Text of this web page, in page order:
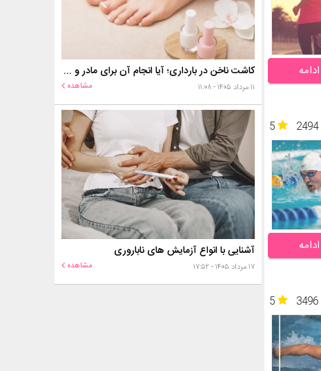
ادامه
5
2494
ادامه
5
3496
کاشت ناخن در بارداری؛ آیا انجام آن برای مادر و جنین خطر دارد؟
۱۱ مرداد ۱۴۰۵ - ۱۱:۰۸ مشاهده
آشنایی با انواع آزمایش های ناباروری
۱۷ مرداد ۱۴۰۵ - ۱۷:۵۲ مشاهده